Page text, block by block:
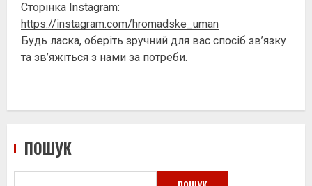
Сторінка Instagram:
https://instagram.com/hromadske_uman
Будь ласка, оберіть зручний для вас спосіб зв’язку
та зв’яжіться з нами за потреби.
ПОШУК